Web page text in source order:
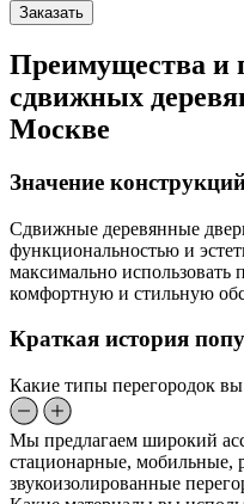
Заказать
Преимущества и
сдвижных
Москве
Значение
Сдвижные деревянные
функциональностью и
максимально использовать
комфортную и стильную
Краткая история
Какие типы перегородок вы
Мы предлагаем широкий
стационарные, мобильные,
звукоизолированные